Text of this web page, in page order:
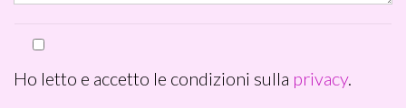
Ho letto e accetto le condizioni sulla privacy.